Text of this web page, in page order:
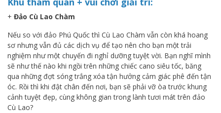
+ Đảo Cù Lao Chàm
Nếu so với đảo Phú Quốc thì Cù Lao Chàm vẫn còn khá hoang
sơ nhưng vẫn đủ các dịch vụ để tạo nên cho bạn một trải
nghiệm như một chuyến đi nghỉ dưỡng tuyệt vời. Bạn nghĩ mình
sẽ như thế nào khi ngồi trên những chiếc cano siêu tốc, băng
qua những đợt sóng trắng xóa tận hưởng cảm giác phê đến tận
óc. Rồi thì khi đật chân đến nơi, bạn sẽ phải vỡ òa trước khung
cảnh tuyệt đẹp, cùng không gian trong lành tươi mát trên đảo
Cù Lao?